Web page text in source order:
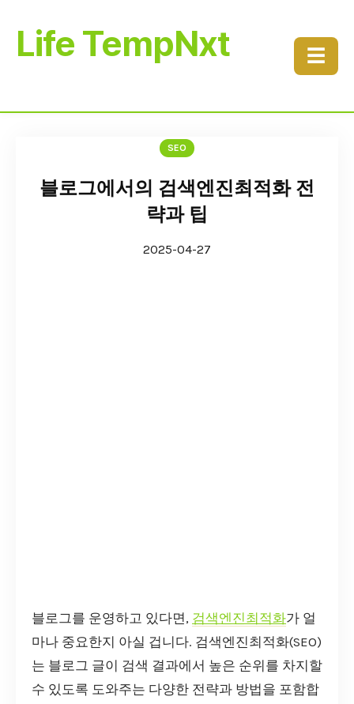
Life TempNxt ☰
SEO
블로그에서의 검색엔진최적화 전
략과 팁
2025-04-27
블로그를 운영하고 있다면, 검색엔진최적화가 얼
마나 중요한지 아실 겁니다. 검색엔진최적화(SEO)
는 블로그 글이 검색 결과에서 높은 순위를 차지할
수 있도록 도와주는 다양한 전략과 방법을 포함합